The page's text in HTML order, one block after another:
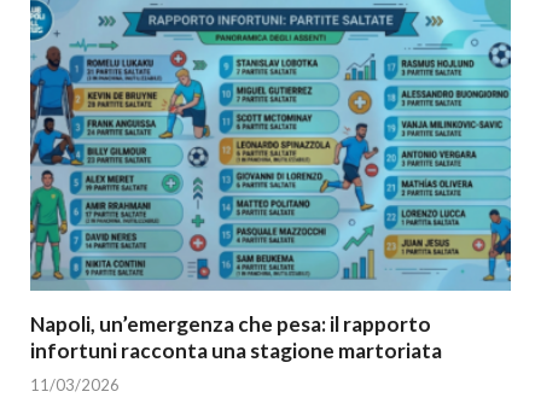
Napoli, un’emergenza che pesa: il rapporto
infortuni racconta una stagione martoriata
11/03/2026